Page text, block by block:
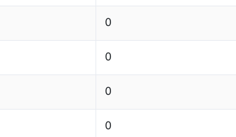
0
0
0
0